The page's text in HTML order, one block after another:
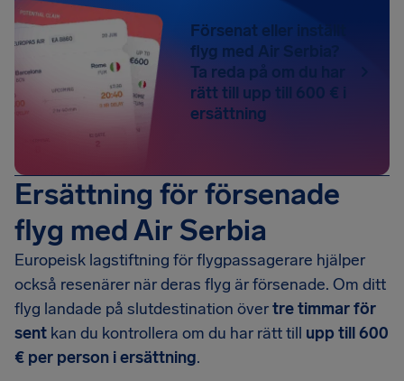
Försenat eller inställt
flyg med Air Serbia?
Ta reda på om du har
rätt till upp till 600 € i
ersättning
Ersättning för försenade
flyg med Air Serbia
Europeisk lagstiftning för flygpassagerare hjälper
också resenärer när deras flyg är försenade. Om ditt
flyg landade på slutdestination övertre timmar för
sent kan du kontrollera om du har rätt till upp till 600
€ per person i ersättning.